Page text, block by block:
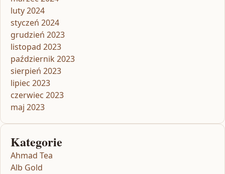
luty 2024
styczeń 2024
grudzień 2023
listopad 2023
październik 2023
sierpień 2023
lipiec 2023
czerwiec 2023
maj 2023
Kategorie
Ahmad Tea
Alb Gold